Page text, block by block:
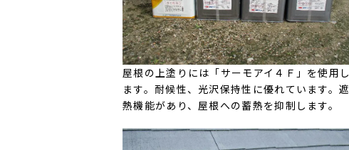
屋根の上塗りには「サーモアイ４Ｆ」を使用し
ます。耐候性、光沢保持性に優れています。遮
熱機能があり、屋根への蓄熱を抑制します。